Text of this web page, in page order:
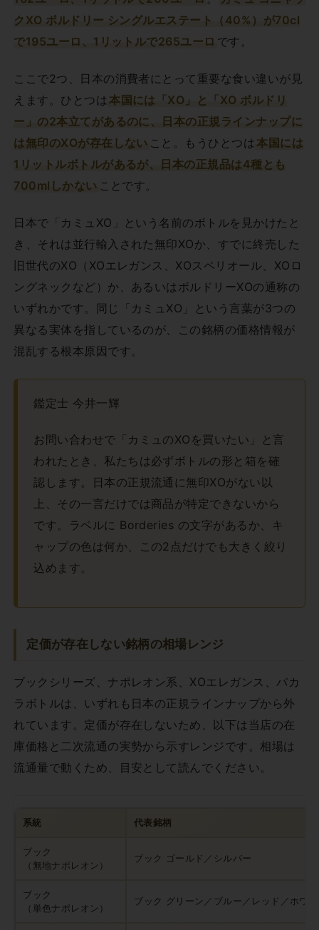
クXO ボルドリー シングルエステート（40%）が70cl
で195ユーロ、1リットルで265ユーロ です。
ここで2つ、日本の消費者にとって重要な食い違いが見
えます。ひとつは 本国には「XO」と「XO ボルドリ
ー」の2本立てがあるのに、日本の正規ラインナップに
は無印のXOが存在しない こと。もうひとつは 本国には
1リットルボトルがあるが、日本の正規品は4種とも
700mlしかない ことです。
日本で「カミュXO」という名前のボトルを見かけたと
き、それは並行輸入された無印XOか、すでに終売した
旧世代のXO（XOエレガンス、XOスペリオール、XOロ
ングネックなど）か、あるいはボルドリーXOの通称の
いずれかです。同じ「カミュXO」という言葉が3つの
異なる実体を指しているのが、この銘柄の価格情報が
混乱する根本原因です。
鑑定士 今井一輝
お問い合わせで「カミュのXOを買いたい」と言
われたとき、私たちは必ずボトルの形と箱を確
認します。日本の正規流通に無印XOがない以
上、その一言だけでは商品が特定できないから
です。ラベルに Borderies の文字があるか、キ
ャップの色は何か、この2点だけでも大きく絞り
込めます。
定価が存在しない銘柄の相場レンジ
ブックシリーズ、ナポレオン系、XOエレガンス、バカ
ラボトルは、いずれも日本の正規ラインナップから外
れています。定価が存在しないため、以下は当店の在
庫価格と二次流通の実勢から示すレンジです。相場は
流通量で動くため、目安として読んでください。
系統 代表銘柄
ブック
（無地ナポレオン）
ブック ゴールド／シルバー
ブック
（単色ナポレオン）
ブック グリーン／ブルー／レッド／ホワ